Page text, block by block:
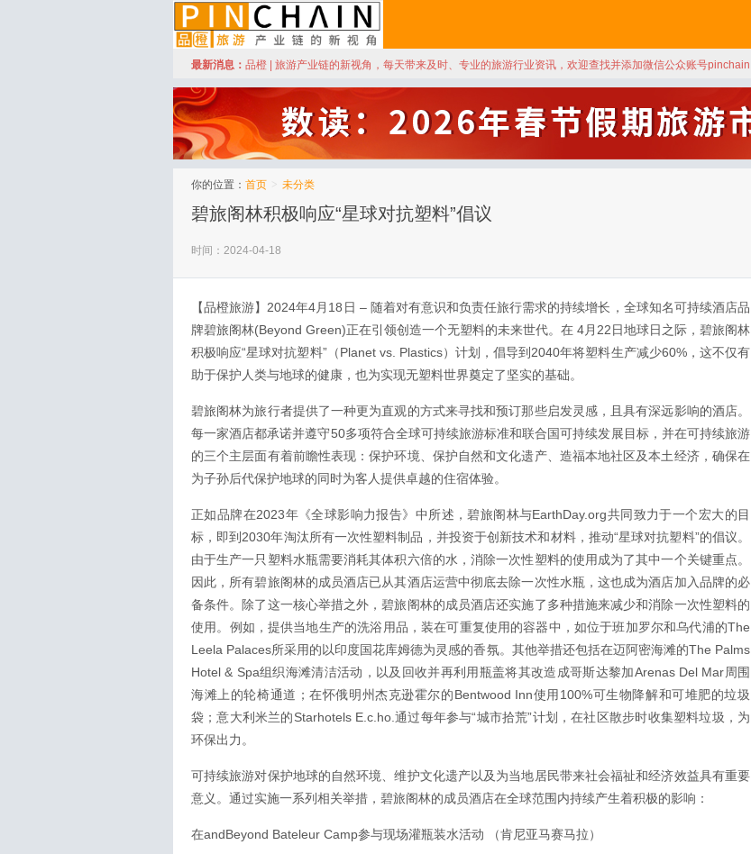
品橙旅游
最新消息： 品橙 | 旅游产业链的新视角，每天带来及时、专业的旅游行业资讯，欢迎查找并添加微信公众账号pinchain
你的位置： 首页 > 未分类
碧旅阁林积极响应“星球对抗塑料”倡议
时间：2024-04-18
【品橙旅游】2024年4月18日 – 随着对有意识和负责任旅行需求的持续增长，全球知名可持续酒店品
牌碧旅阁林(Beyond Green)正在引领创造一个无塑料的未来世代。在 4月22日地球日之际，碧旅阁林
积极响应“星球对抗塑料”（Planet vs. Plastics）计划，倡导到2040年将塑料生产减少60%，这不仅有
助于保护人类与地球的健康，也为实现无塑料世界奠定了坚实的基础。
碧旅阁林为旅行者提供了一种更为直观的方式来寻找和预订那些启发灵感，且具有深远影响的酒店。
每一家酒店都承诺并遵守50多项符合全球可持续旅游标准和联合国可持续发展目标，并在可持续旅游
的三个主层面有着前瞻性表现：保护环境、保护自然和文化遗产、造福本地社区及本土经济，确保在
为子孙后代保护地球的同时为客人提供卓越的住宿体验。
正如品牌在2023年《全球影响力报告》中所述，碧旅阁林与EarthDay.org共同致力于一个宏大的目
标，即到2030年淘汰所有一次性塑料制品，并投资于创新技术和材料，推动“星球对抗塑料”的倡议。
由于生产一只塑料水瓶需要消耗其体积六倍的水，消除一次性塑料的使用成为了其中一个关键重点。
因此，所有碧旅阁林的成员酒店已从其酒店运营中彻底去除一次性水瓶，这也成为酒店加入品牌的必
备条件。除了这一核心举措之外，碧旅阁林的成员酒店还实施了多种措施来减少和消除一次性塑料的
使用。例如，提供当地生产的洗浴用品，装在可重复使用的容器中，如位于班加罗尔和乌代浦的The
Leela Palaces所采用的以印度国花库姆德为灵感的香氛。其他举措还包括在迈阿密海滩的The Palms
Hotel & Spa组织海滩清洁活动，以及回收并再利用瓶盖将其改造成哥斯达黎加Arenas Del Mar周围
海滩上的轮椅通道；在怀俄明州杰克逊霍尔的Bentwood Inn使用100%可生物降解和可堆肥的垃圾
袋；意大利米兰的Starhotels E.c.ho.通过每年参与“城市拾荒”计划，在社区散步时收集塑料垃圾，为
环保出力。
可持续旅游对保护地球的自然环境、维护文化遗产以及为当地居民带来社会福祉和经济效益具有重要
意义。通过实施一系列相关举措，碧旅阁林的成员酒店在全球范围内持续产生着积极的影响：
在andBeyond Bateleur Camp参与现场灌瓶装水活动 （肯尼亚马赛马拉）